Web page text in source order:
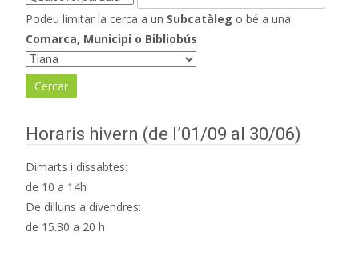
Podeu limitar la cerca a un Subcatàleg o bé a una
Comarca, Municipi o Bibliobús
Horaris hivern (de l’01/09 al 30/06)
Dimarts i dissabtes:
de 10 a 14h
De dilluns a divendres:
de 15.30 a 20 h